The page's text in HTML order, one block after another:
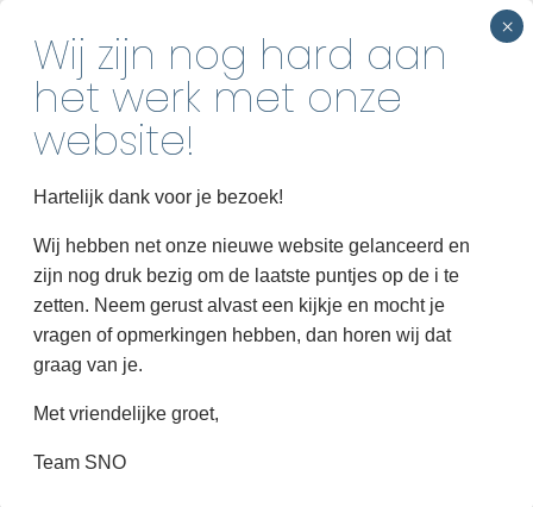
Groepen
Informatie
INSCHRIJVEN
Hartelijk dank voor je bezoek!
Wij hebben net onze nieuwe website gelanceerd en
zijn nog druk bezig om de laatste puntjes op de i te
zetten. Neem gerust alvast een kijkje en mocht je
vragen of opmerkingen hebben, dan horen wij dat
graag van je.
Met vriendelijke groet,
Team SNO